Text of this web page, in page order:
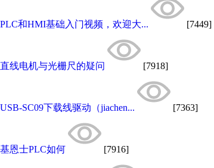
PLC和HMI基础入门视频，欢迎大... [7449]
直线电机与光栅尺的疑问 [7918]
USB-SC09下载线驱动（jiachen... [7363]
基恩士PLC如何 [7916]